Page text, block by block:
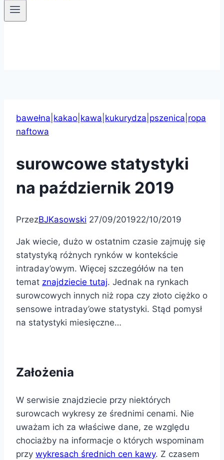
bawełna kakao kawa kukurydza pszenica ropa
naftowa
surowcowe statystyki
na październik 2019
PrzezBJKasowski 27/09/201922/10/2019
Jak wiecie, dużo w ostatnim czasie zajmuję się
statystyką różnych rynków w kontekście
intraday’owym. Więcej szczegółów na ten
temat znajdziecie tutaj. Jednak na rynkach
surowcowych innych niż ropa czy złoto ciężko o
sensowe intraday’owe statystyki. Stąd pomysł
na statystyki miesięczne…
Założenia
W serwisie znajdziecie przy niektórych
surowcach wykresy ze średnimi cenami. Nie
uważam ich za właściwe dane, ze względu
chociażby na informacje o których wspominam
przy wykresach średnich cen kawy. Z czasem